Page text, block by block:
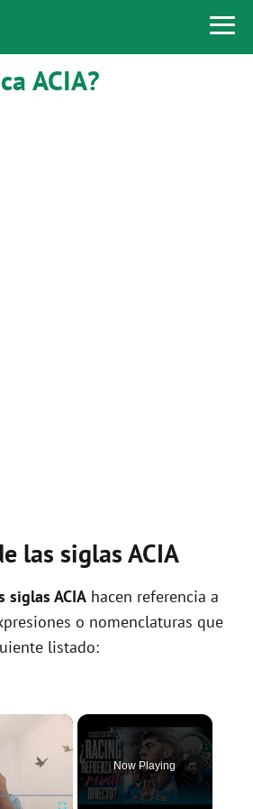
ACIA?
las siglas ACIA
siglas ACIA hacen referencia a
o nomenclaturas que
listado:
×
Now Playing